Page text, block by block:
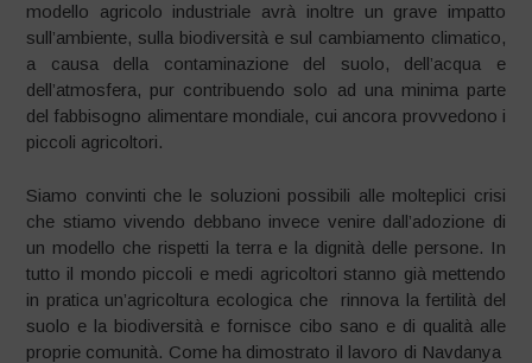
modello agricolo industriale avrà inoltre un grave impatto
sull’ambiente, sulla biodiversità e sul cambiamento climatico,
a causa della contaminazione del suolo, dell’acqua e
dell’atmosfera, pur contribuendo solo ad una minima parte
del fabbisogno alimentare mondiale, cui ancora provvedono i
piccoli agricoltori.
Siamo convinti che le soluzioni possibili alle molteplici crisi
che stiamo vivendo debbano invece venire dall’adozione di
un modello che rispetti la terra e la dignità delle persone. In
tutto il mondo piccoli e medi agricoltori stanno già mettendo
in pratica un’agricoltura ecologica che rinnova la fertilità del
suolo e la biodiversità e fornisce cibo sano e di qualità alle
proprie comunità. Come ha dimostrato il lavoro di Navdanya